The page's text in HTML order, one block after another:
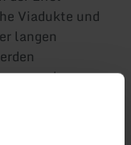
Viadukte und
langen
werden